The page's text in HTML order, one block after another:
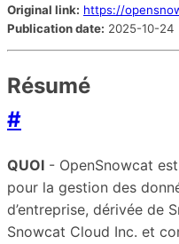
Original link: https://
Publication date: 2025-10-24
Résumé
#
QUOI - OpenSnowcat
pour la gestion des
d’entreprise, dérivée de
Snowcat Cloud Inc. et